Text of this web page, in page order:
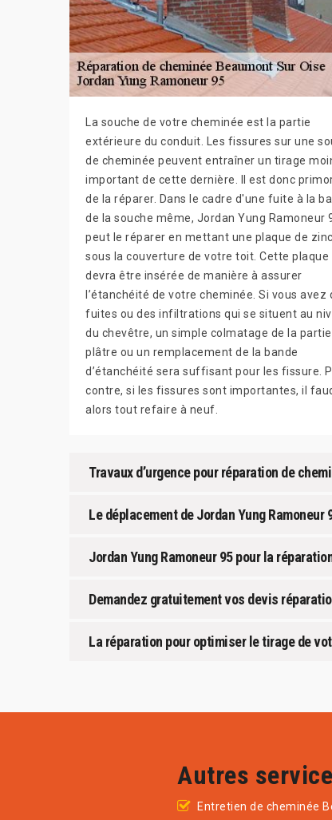
La souche de votre cheminée est la partie
extérieure du conduit. Les fissures sur une
de cheminée peuvent entraîner un tirage
important de cette dernière. Il est donc
de la réparer. Dans le cadre d'une fuite à la
de la souche même, Jordan Yung Ramoneur
peut le réparer en mettant une plaque de zinc
sous la couverture de votre toit. Cette plaque
devra être insérée de manière à assurer
l’étanchéité de votre cheminée. Si vous avez
fuites ou des infiltrations qui se situent au
du chevêtre, un simple colmatage de la
plâtre ou un remplacement de la bande
d’étanchéité sera suffisant pour les fissure.
contre, si les fissures sont importantes, il
alors tout refaire à neuf.
Travaux d’urgence pour réparation de
Le déplacement de Jordan Yung
Jordan Yung Ramoneur 95 pour la
Demandez gratuitement vos devis
La réparation pour optimiser le tirage de
Autres
Entretien de cheminée